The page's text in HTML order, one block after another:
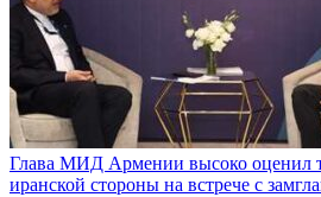
Глава МИД Армении высоко оценил
иранской стороны на встрече с